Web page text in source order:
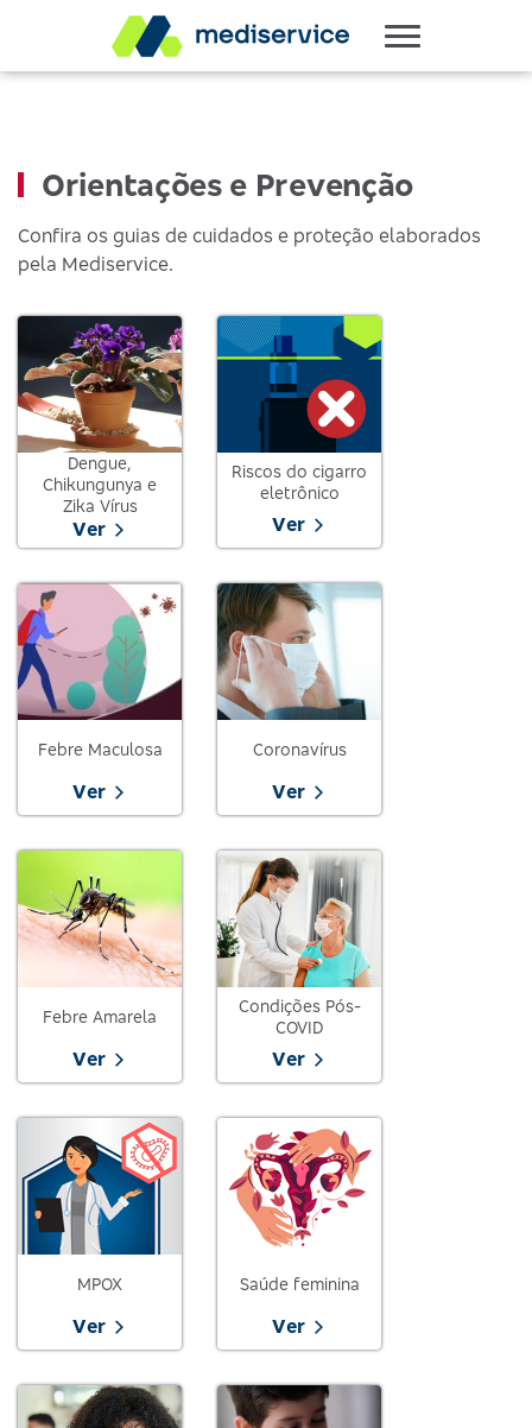
Orientações e Prevenção
Confira os guias de cuidados e proteção elaborados
pela Mediservice.
Dengue,
Chikungunya e
Zika Vírus
Ver
Riscos do cigarro
eletrônico
Ver
Febre Maculosa
Ver
Coronavírus
Ver
Febre Amarela
Ver
Condições Pós-
COVID
Ver
MPOX
Ver
Saúde feminina
Ver